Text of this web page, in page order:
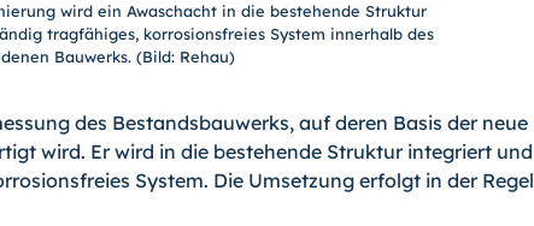
wird ein Awaschacht in die bestehende Struktur
tragfähiges, korrosionsfreies System innerhalb des
Bauwerks. (Bild: Rehau)
des Bestandsbauwerks, auf deren Basis der neue
wird. Er wird in die bestehende Struktur integriert und
System. Die Umsetzung erfolgt in der Regel